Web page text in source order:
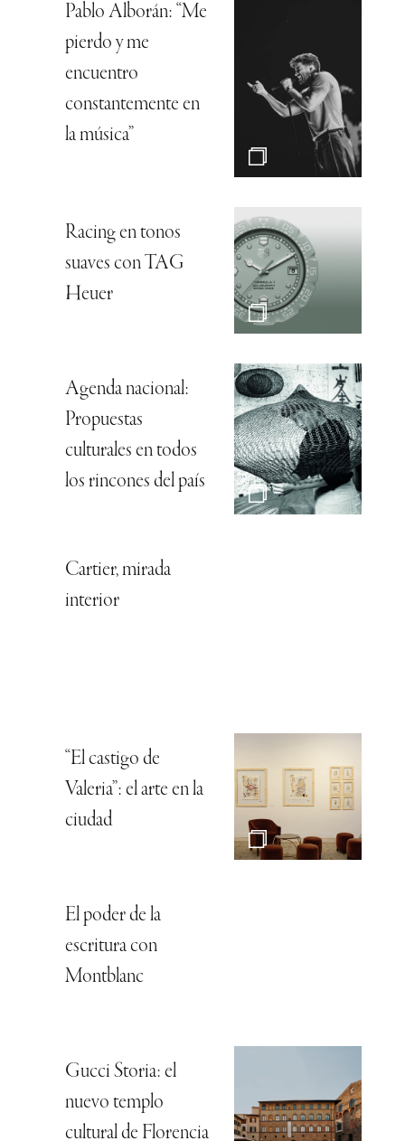
Pablo Alborán: “Me
pierdo y me
encuentro
constantemente en
la música”
Racing en tonos
suaves con TAG
Heuer
Agenda nacional:
Propuestas
culturales en todos
los rincones del país
Cartier, mirada
interior
“El castigo de
Valeria”: el arte en la
ciudad
El poder de la
escritura con
Montblanc
Gucci Storia: el
nuevo templo
cultural de Florencia